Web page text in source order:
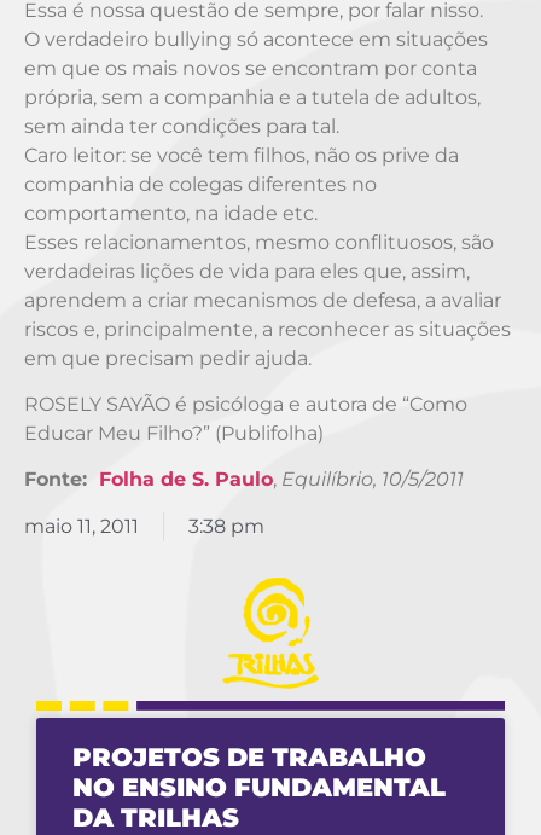
Essa é nossa questão de sempre, por falar nisso.
O verdadeiro bullying só acontece em situações
em que os mais novos se encontram por conta
própria, sem a companhia e a tutela de adultos,
sem ainda ter condições para tal.
Caro leitor: se você tem filhos, não os prive da
companhia de colegas diferentes no
comportamento, na idade etc.
Esses relacionamentos, mesmo conflituosos, são
verdadeiras lições de vida para eles que, assim,
aprendem a criar mecanismos de defesa, a avaliar
riscos e, principalmente, a reconhecer as situações
em que precisam pedir ajuda.
ROSELY SAYÃO é psicóloga e autora de “Como
Educar Meu Filho?” (Publifolha)
Fonte: Folha de S. Paulo, Equilíbrio, 10/5/2011
maio 11, 2011 3:38 pm
PROJETOS DE TRABALHO
NO ENSINO FUNDAMENTAL
DA TRILHAS